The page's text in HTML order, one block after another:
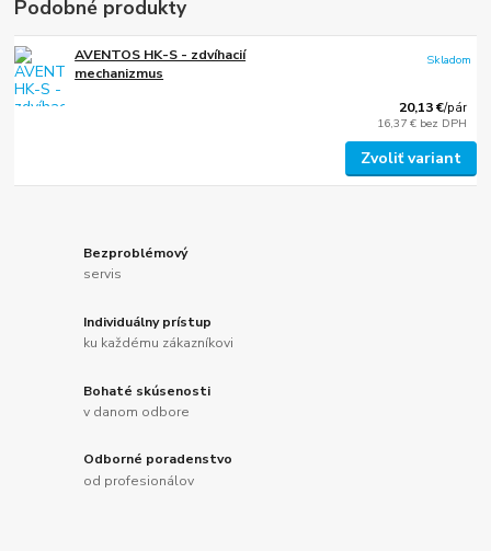
Podobné produkty
AVENTOS HK-S - zdvíhacií
mechanizmus
20,13 €/pár
16,37 € bez DPH
Skladom
Zvoliť variant
Bezproblémový
servis
Individuálny prístup
ku každému zákazníkovi
Bohaté skúsenosti
v danom odbore
Odborné poradenstvo
od profesionálov